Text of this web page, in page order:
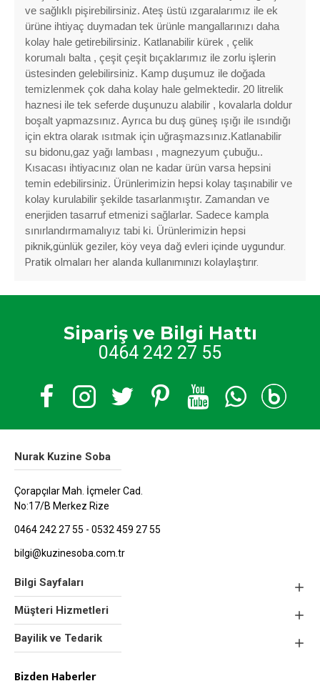
ve sağlıklı pişirebilirsiniz. Ateş üstü ızgaralarımız ile ek
ürüne ihtiyaç duymadan tek ürünle mangallarınızı daha
kolay hale getirebilirsiniz. Katlanabilir kürek , çelik
korumalı balta , çeşit çeşit bıçaklarımız ile zorlu işlerin
üstesinden gelebilirsiniz. Kamp duşumuz ile doğada
temizlenmek çok daha kolay hale gelmektedir. 20 litrelik
haznesi ile tek seferde duşunuzu alabilir , kovalarla doldur
boşalt yapmazsınız. Ayrıca bu duş güneş ışığı ile ısındığı
için ektra olarak ısıtmak için uğraşmazsınız.Katlanabilir
su bidonu,gaz yağı lambası , magnezyum çubuğu..
Kısacası ihtiyacınız olan ne kadar ürün varsa hepsini
temin edebilirsiniz. Ürünlerimizin hepsi kolay taşınabilir ve
kolay kurulabilir şekilde tasarlanmıştır. Zamandan ve
enerjiden tasarruf etmenizi sağlarlar. Sadece kampla
sınırlandırmamalıyız tabi ki. Ürünlerimizin hepsi
piknik,günlük geziler, köy veya dağ evleri içinde uygundur.
Pratik olmaları her alanda kullanımınızı kolaylaştırır.
Sipariş ve Bilgi Hattı
0464 242 27 55
Nurak Kuzine Soba
Çorapçılar Mah. İçmeler Cad.
No:17/B Merkez Rize
0464 242 27 55 - 0532 459 27 55
bilgi@kuzinesoba.com.tr
Bilgi Sayfaları
Müşteri Hizmetleri
Bayilik ve Tedarik
Bizden Haberler